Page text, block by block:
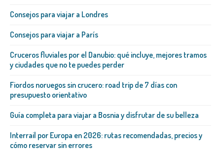
Consejos para viajar a Londres
Consejos para viajar a París
Cruceros fluviales por el Danubio: qué incluye, mejores tramos
y ciudades que no te puedes perder
Fiordos noruegos sin crucero: road trip de 7 días con
presupuesto orientativo
Guía completa para viajar a Bosnia y disfrutar de su belleza
Interrail por Europa en 2026: rutas recomendadas, precios y
cómo reservar sin errores